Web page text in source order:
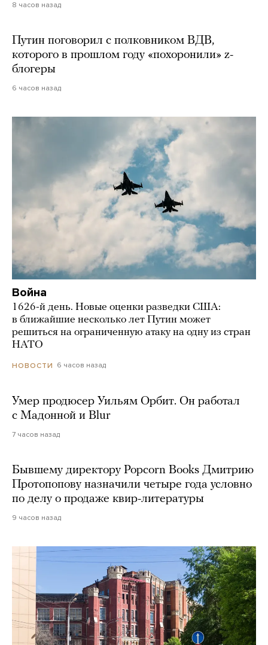
8 часов назад
Путин поговорил с полковником ВДВ,
которого в прошлом году «похоронили» z-
блогеры
6 часов назад
Война
1626-й день. Новые оценки разведки США:
в ближайшие несколько лет Путин может
решиться на ограниченную атаку на одну из стран
НАТО
НОВОСТИ 6 часов назад
Умер продюсер Уильям Орбит. Он работал
с Мадонной и Blur
7 часов назад
Бывшему директору Popcorn Books Дмитрию
Протопопову назначили четыре года условно
по делу о продаже квир-литературы
9 часов назад